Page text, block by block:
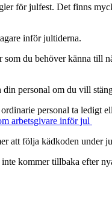
för julfest. Det finns
inför jultiderna.
som du behöver känna
personal om du vill
personal ta ledigt
arbetsgivare inför jul
att följa kädkoden under
kommer tillbaka efter